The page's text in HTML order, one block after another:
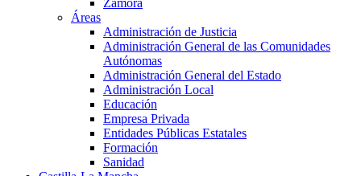
Zamora
Áreas
Administración de Justicia
Administración General de las Comunidades
Autónomas
Administración General del Estado
Administración Local
Educación
Empresa Privada
Entidades Públicas Estatales
Formación
Sanidad